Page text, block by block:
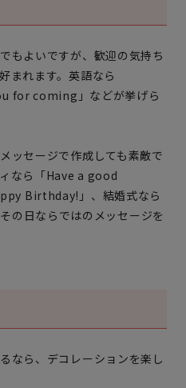
もよいですが、歓迎の気持ち
まれます。英語なら
for coming」などが挙げら
ッセージで作成しても素敵で
なら「Have a good
Birthday!」、結婚式なら
の日ならではのメッセージを
なら、デコレーションを楽し